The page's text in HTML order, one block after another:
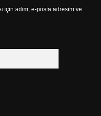
için adım, e-posta adresim ve